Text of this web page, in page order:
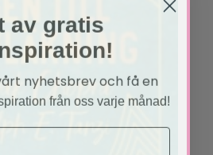
av gratis
nyhetsbrev och få en
från oss varje månad!